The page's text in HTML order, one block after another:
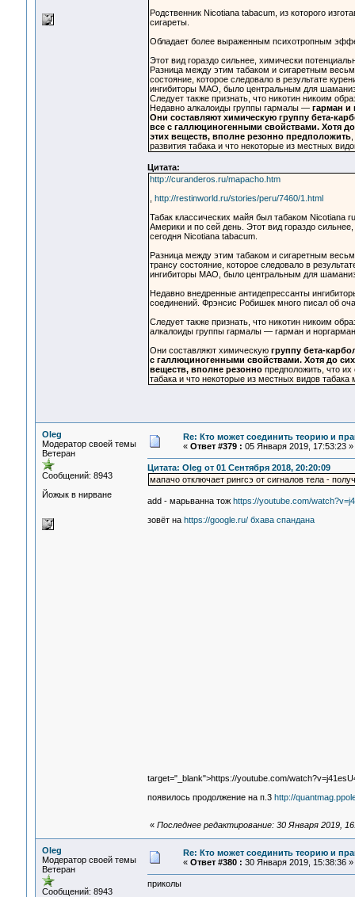
Родственник Nicotiana tabacum, из которого
сигареты.
Обладает более выраженным психотропным
Этот вид гораздо сильнее, химически
Разница между этим табаком и сигаретным
состояние, которое следовало в результате
ингибиторы МАО, было центральным для
Следует также признать, что никотин никоим
Недавно алкалоиды группы гармалы — гарман и
Они составляют химическую группу бета-
все с галлюциногенными свойствами. Хотя
этих веществ, вполне резонно предположить,
развития табака и что некоторые из местных
Цитата:
http://curanderos.ru/mapacho.htm
http://restinworld.ru/stories/peru/7460/1.html
Табак классических майя был табаком Nicotiana
Америки и по сей день. Этот вид гораздо
сегодня Nicotiana tabacum.
Разница между этим табаком и сигаретным
трансу состояние, которое следовало в
ингибиторы МАО, было центральным для
Недавно внедренные антидепрессанты
соединений. Фрэнсис Робишек много писал об
Следует также признать, что никотин никоим
алкалоиды группы гармалы — гарман и
Они составляют химическую группу бета-
с галлюциногенными свойствами. Хотя до
веществ, вполне резоннопредположить, что их
табака и что некоторые из местных видов
Oleg
Модератор своей темы
Ветеран
Сообщений: 8943
Йожык в нирване
Re: Кто может соединить теорию и
« Ответ #379 : 05 Января 2019, 17:53:23 »
Цитата: Oleg от 01 Сентября 2018, 20:20:09
мапачо отключает рингсэ от сигналов тела -
add - марьванна тож https://youtube.com/
зовёт на https://google.ru/ бхава спандана
target="_blank">https://youtube.com/
появилось продолжение на п.3 http://
« Последнее редактирование: 30 Января 2019,
Oleg
Модератор своей темы
Ветеран
Сообщений: 8943
Re: Кто может соединить теорию и
« Ответ #380 : 30 Января 2019, 15:38:36 »
приколы